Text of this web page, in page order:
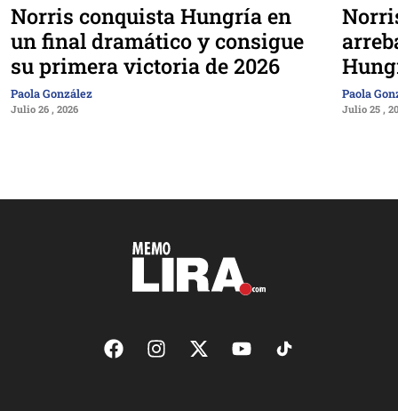
Norris conquista Hungría en
un final dramático y consigue
su primera victoria de 2026
Paola González
Julio 26 , 2026
Paola
Julio 25 ,